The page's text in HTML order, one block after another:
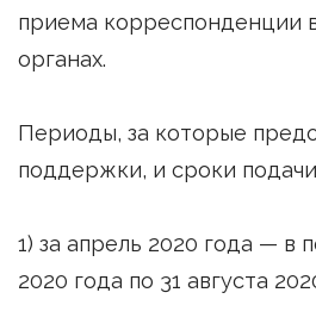
приема корреспонденции
органах.
Периоды, за которые
поддержки, и сроки подачи
1) за апрель 2020 года — в
2020 года по 31 августа